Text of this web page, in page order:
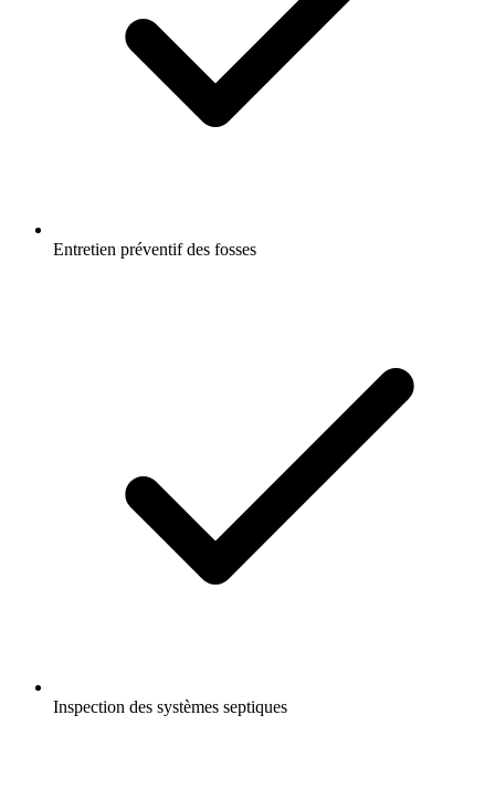
Entretien préventif des fosses
Inspection des systèmes septiques